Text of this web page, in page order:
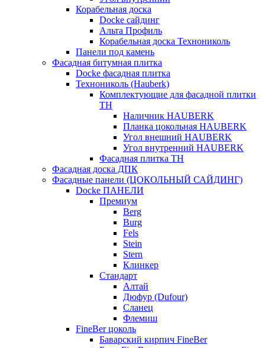
Корабельная доска
Docke сайдинг
Альта Профиль
Корабельная доска Технониколь
Панели под камень
Фасадная битумная плитка
Docke фасадная плитка
Технониколь (Hauberk)
Комплектующие для фасадной плитки
ТН
Наличник HAUBERK
Планка цокольная HAUBERK
Угол внешний HAUBERK
Угол внутренний HAUBERK
Фасадная плитка ТН
Фасадная доска ДПК
Фасадные панели (ЦОКОЛЬНЫЙ САЙДИНГ)
Docke ПАНЕЛИ
Премиум
Berg
Burg
Fels
Stein
Stern
Клинкер
Стандарт
Алтай
Дюфур (Dufour)
Сланец
Флемиш
FineBer цоколь
Баварский кирпич FineBer